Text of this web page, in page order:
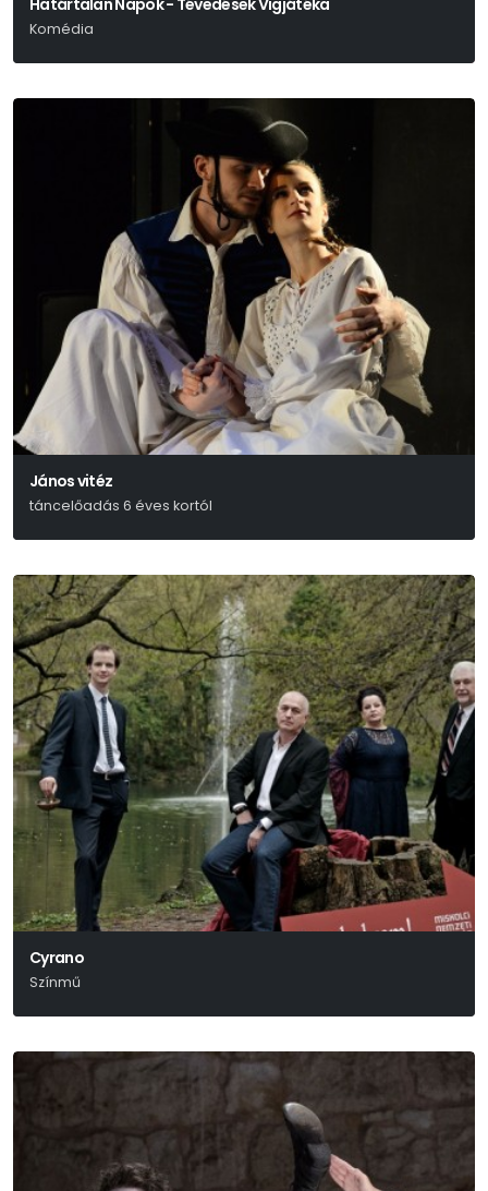
Komédia
János vitéz
táncelőadás 6 éves kortól
Cyrano
Színmű